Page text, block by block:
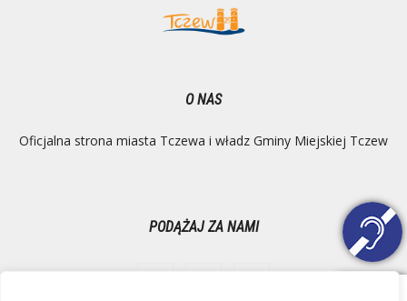
O NAS
Oficjalna strona miasta Tczewa i władz Gminy Miejskiej Tczew
PODĄŻAJ ZA NAMI